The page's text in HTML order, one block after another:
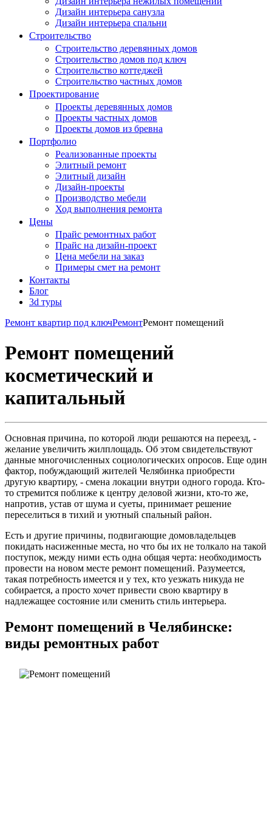
Дизайн интерьера санузла
Дизайн интерьера спальни
Строительство
Строительство деревянных домов
Строительство домов под ключ
Строительство коттеджей
Строительство частных домов
Проектирование
Проекты деревянных домов
Проекты частных домов
Проекты домов из бревна
Портфолио
Реализованные проекты
Элитный ремонт
Элитный дизайн
Дизайн-проекты
Производство мебели
Ход выполнения ремонта
Цены
Прайс ремонтных работ
Прайс на дизайн-проект
Цена мебели на заказ
Примеры смет на ремонт
Контакты
Блог
3d туры
Ремонт квартир под ключРемонтРемонт помещений
Ремонт помещений
косметический и
капитальный
Основная причина, по которой люди решаются на переезд, -
желание увеличить жилплощадь. Об этом свидетельствуют
данные многочисленных социологических опросов. Еще один
фактор, побуждающий жителей Челябинка приобрести
другую квартиру, - смена локации внутри одного города. Кто-
то стремится поближе к центру деловой жизни, кто-то же,
напротив, устав от шума и суеты, принимает решение
переселиться в тихий и уютный спальный район.
Есть и другие причины, подвигающие домовладельцев
покидать насиженные места, но что бы их не толкало на такой
поступок, между ними есть одна общая черта: необходимость
провести на новом месте ремонт помещений. Разумеется,
такая потребность имеется и у тех, кто уезжать никуда не
собирается, а просто хочет привести свою квартиру в
надлежащее состояние или сменить стиль интерьера.
Ремонт помещений в Челябинске:
виды ремонтных работ